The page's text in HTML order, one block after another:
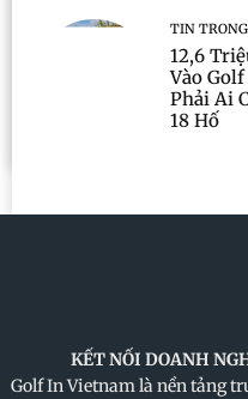
TIN
12,6
Vào
Phải Ai
18 Hố
KẾT NỐI DOANH
Golf In Vietnam là nền tảng